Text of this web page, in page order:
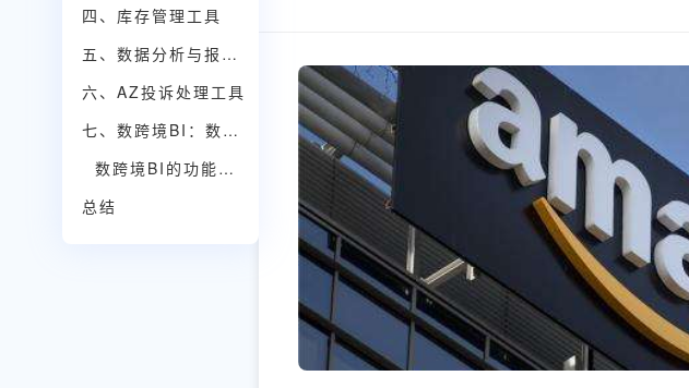
四、库存管理工具
五、数据分析与报表工具
六、AZ投诉处理工具
七、数跨境BI：数据驱动的跨境电商解决方案
数跨境BI的功能与优势
总结